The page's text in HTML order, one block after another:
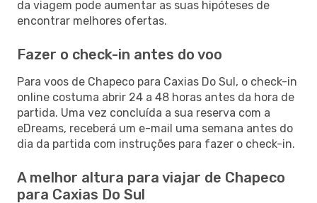
da viagem pode aumentar as suas hipóteses de
encontrar melhores ofertas.
Fazer o check-in antes do voo
Para voos de Chapeco para Caxias Do Sul, o check-in
online costuma abrir 24 a 48 horas antes da hora de
partida. Uma vez concluída a sua reserva com a
eDreams, receberá um e-mail uma semana antes do
dia da partida com instruções para fazer o check-in.
A melhor altura para viajar de Chapeco
para Caxias Do Sul